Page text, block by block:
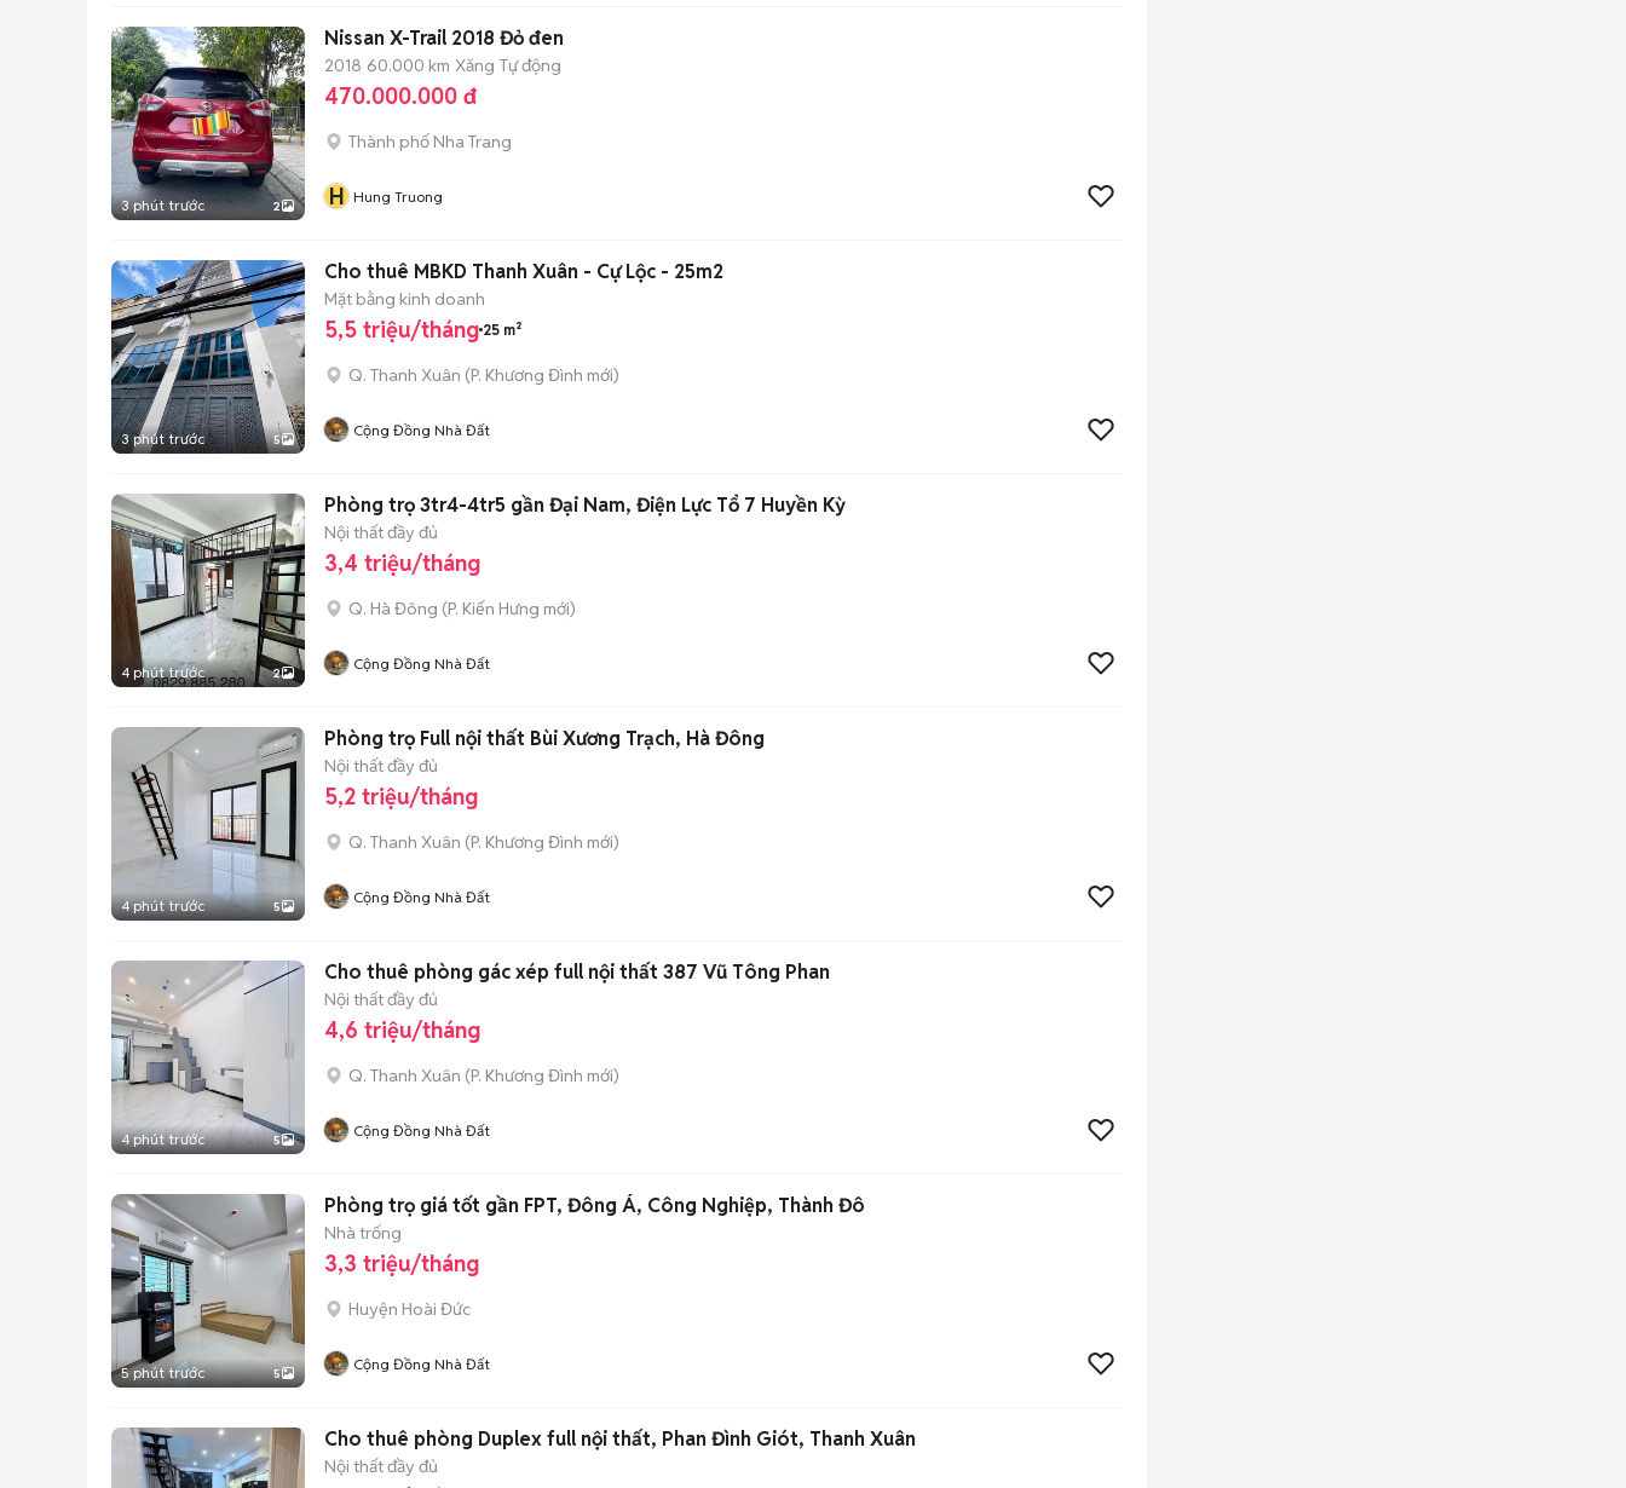
3 phút trước 2
Nissan X-Trail 2018 Đỏ đen
2018 60.000 km Xăng Tự động
470.000.000 đ
Thành phố Nha Trang
H Hung Truong
3 phút trước 5
Cho thuê MBKD Thanh Xuân - Cự Lộc - 25m2
Mặt bằng kinh doanh
5,5 triệu/tháng 25 m²
Q. Thanh Xuân (P. Khương Đình mới)
Cộng Đồng Nhà Đất
4 phút trước 2
Phòng trọ 3tr4-4tr5 gần Đại Nam, Điện Lực Tổ 7 Huyền Kỳ
Nội thất đầy đủ
3,4 triệu/tháng
Q. Hà Đông (P. Kiến Hưng mới)
Cộng Đồng Nhà Đất
4 phút trước 5
Phòng trọ Full nội thất Bùi Xương Trạch, Hà Đông
Nội thất đầy đủ
5,2 triệu/tháng
Q. Thanh Xuân (P. Khương Đình mới)
Cộng Đồng Nhà Đất
4 phút trước 5
Cho thuê phòng gác xép full nội thất 387 Vũ Tông Phan
Nội thất đầy đủ
4,6 triệu/tháng
Q. Thanh Xuân (P. Khương Đình mới)
Cộng Đồng Nhà Đất
5 phút trước 5
Phòng trọ giá tốt gần FPT, Đông Á, Công Nghiệp, Thành Đô
Nhà trống
3,3 triệu/tháng
Huyện Hoài Đức
Cộng Đồng Nhà Đất
Cho thuê phòng Duplex full nội thất, Phan Đình Giót, Thanh Xuân
Nội thất đầy đủ